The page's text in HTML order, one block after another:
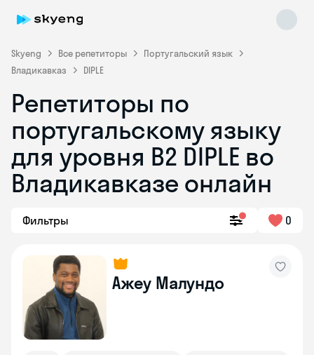
Skyeng Все репетиторы
Португальский язык
Владикавказ
DIPLE
Репетиторы по
португальскому языку
для уровня B2 DIPLE во
Владикавказе онлайн
Фильтры 0
Ажеу Малундо
Skyeng Chat
online